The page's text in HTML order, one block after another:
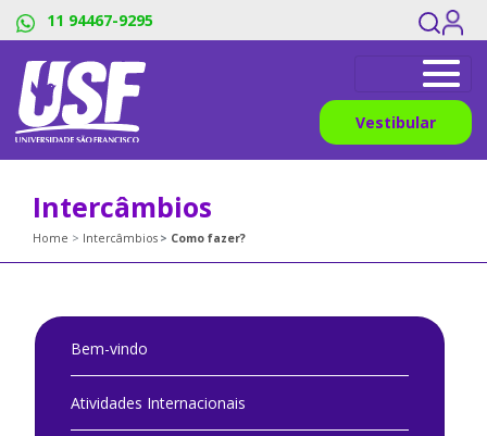
11 94467-9295
Vestibular
Intercâmbios
Home Intercâmbios Como fazer?
Bem-vindo
Atividades Internacionais